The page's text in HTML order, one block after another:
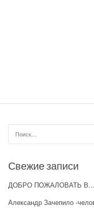
Свежие записи
ДОБРО ПОЖАЛОВАТЬ
Александр Зачепило -